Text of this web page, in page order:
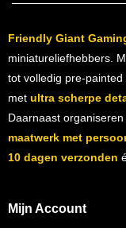
Friendly Giant
miniatureliefhebbers.
tot volledig pre-painted
met ultra scherpe
Daarnaast organiseren
maatwerk met
10 dagen verzonden
Mijn Account